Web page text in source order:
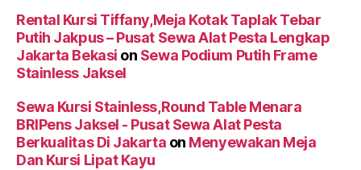
Rental Kursi Tiffany,Meja Kotak Taplak Tebar
Putih Jakpus – Pusat Sewa Alat Pesta Lengkap
Jakarta Bekasi on Sewa Podium Putih Frame
Stainless Jaksel
Sewa Kursi Stainless,Round Table Menara
BRIPens Jaksel - Pusat Sewa Alat Pesta
Berkualitas Di Jakarta on Menyewakan Meja
Dan Kursi Lipat Kayu